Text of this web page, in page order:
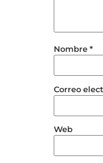
Nombre *
Correo
Web